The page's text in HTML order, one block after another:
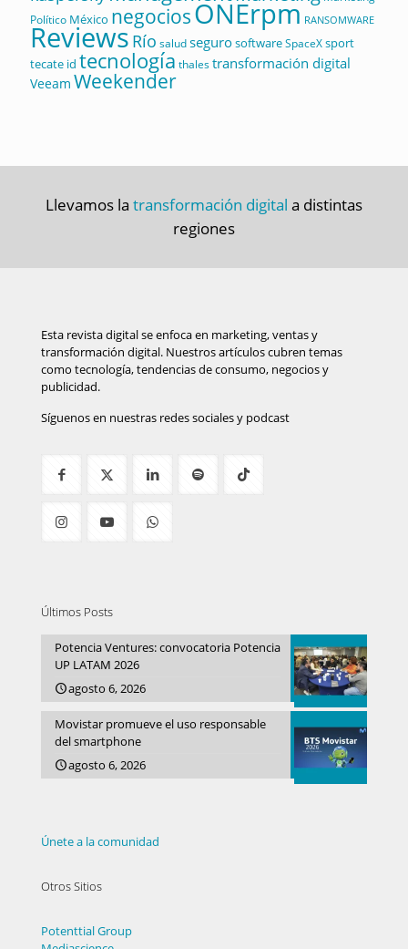
Político México negociosONErpm RANSOMWARE
Reviews Río saludsegurosoftwareSpaceXsport
tecate id tecnología thalestransformación digital
Veeam Weekender
Llevamos la transformación digital a distintas
regiones
Esta revista digital se enfoca en marketing, ventas y
transformación digital. Nuestros artículos cubren temas
como tecnología, tendencias de consumo, negocios y
publicidad.
Síguenos en nuestras redes sociales y podcast
Últimos Posts
Potencia Ventures: convocatoria Potencia
UP LATAM 2026
agosto 6, 2026
Movistar promueve el uso responsable
del smartphone
agosto 6, 2026
Únete a la comunidad
Otros Sitios
Potenttial Group